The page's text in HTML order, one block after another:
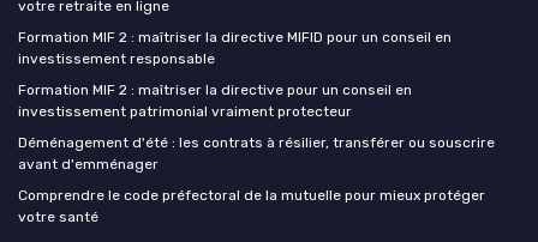
votre retraite en ligne
Formation MIF 2 : maîtriser la directive MIFID pour un conseil en
investissement responsable
Formation MIF 2 : maîtriser la directive pour un conseil en
investissement patrimonial vraiment protecteur
Déménagement d'été : les contrats à résilier, transférer ou souscrire
avant d'emménager
Comprendre le code préfectoral de la mutuelle pour mieux protéger
votre santé